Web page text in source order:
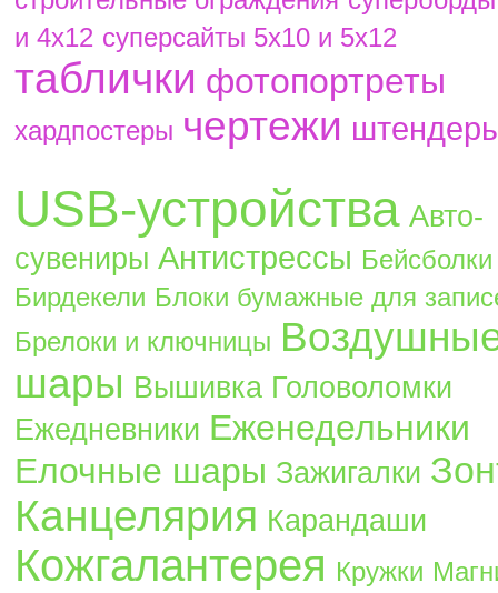
и 4х12 суперсайты 5х10 и 5х12
таблички фотопортреты
хардпостеры чертежи
USB-устройства Авто-
сувениры Антистрессы Бейсболки
Бирдекели Блоки бумажные для
Брелоки и ключницы
шары Вышивка Головоломки
Ежедневники Еженедельники
Елочные шары Зажигалки
Канцелярия Карандаши
Кожгалантерея Кружки